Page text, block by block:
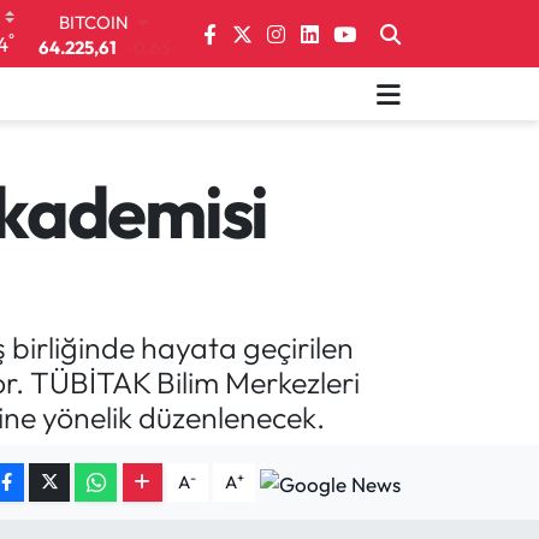
°
DOLAR
47,7143
EURO
6510.40
0.45
BİST100
birliğinde hayata geçirilen
TÜBİTAK Bilim Merkezleri
yönelik düzenlenecek.
A- A+